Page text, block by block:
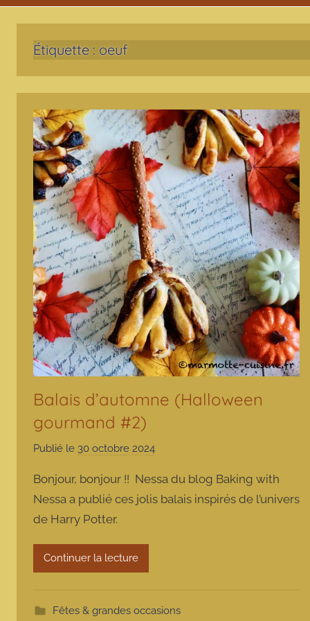
Étiquette : oeuf
Balais d’automne (Halloween
gourmand #2)
Publié le 30 octobre 2024
r
m
t
Bonjour, bonjour !! Nessa du blog Baking with
Nessa a publié ces jolis balais inspirés de l’univers
de Harry Potter.
Continuer la lecture
Fêtes & grandes occasions